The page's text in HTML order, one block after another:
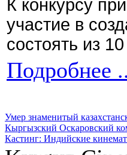
К конкурсу
участие в
состоять из
Подробнее
Умер знаменитый
Кыргызский Оскаровский
Кастинг: Индийские